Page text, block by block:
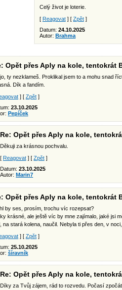
Celý život je loterie.
[ Reagovat ] [ Zpět ]
Datum: 24.10.2025
Autor: Brahma
Opět přes Aply na kole, tentokrát
ty nezklameš. Proklikal jsem to a mohu snad
Dík a fandím.
] [ Zpět ]
23.10.2025
Pepíček
Re: Opět přes Aply na kole,
Děkuji za krásnou pochvalu.
[ Reagovat ] [ Zpět ]
Datum: 23.10.2025
Autor: Marin7
Opět přes Aply na kole, tentokrát
by ses, prosím, trochu víc rozepsat?
krásné, ale ještě víc by mne zajímalo, jaké jsi
na stará kolena, naučil. Nebyla ti přes den, v
] [ Zpět ]
25.10.2025
šíravník
Re: Opět přes Aply na kole,
Díky za Tvůj zájem, rád to rozvedu. Počasí